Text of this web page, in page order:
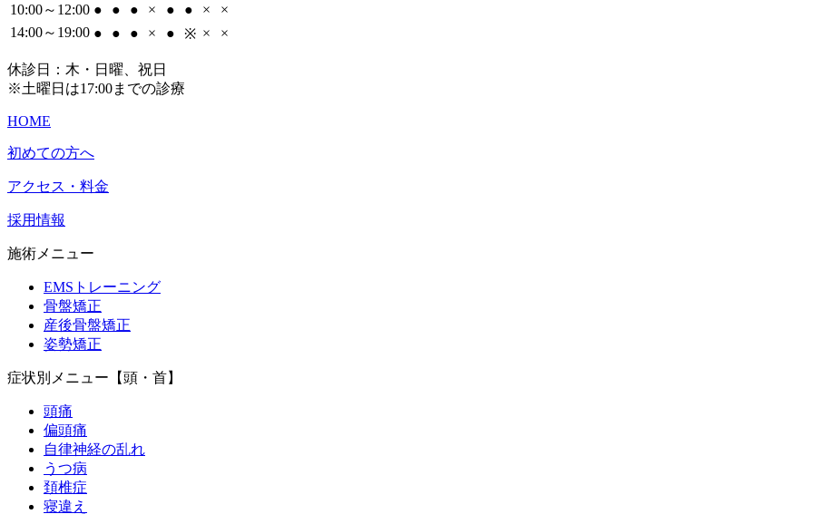
10:00～12:00 ● ● ● × ● ● ×
×
14:00～19:00 ● ● ● × ● ※ × ×
休診日：木・日曜、祝日
※土曜日は17:00までの診療
HOME
初めての方へ
アクセス・料金
採用情報
施術メニュー
EMSトレーニング
骨盤矯正
産後骨盤矯正
姿勢矯正
症状別メニュー【頭・首】
頭痛
偏頭痛
自律神経の乱れ
うつ病
頚椎症
寝違え